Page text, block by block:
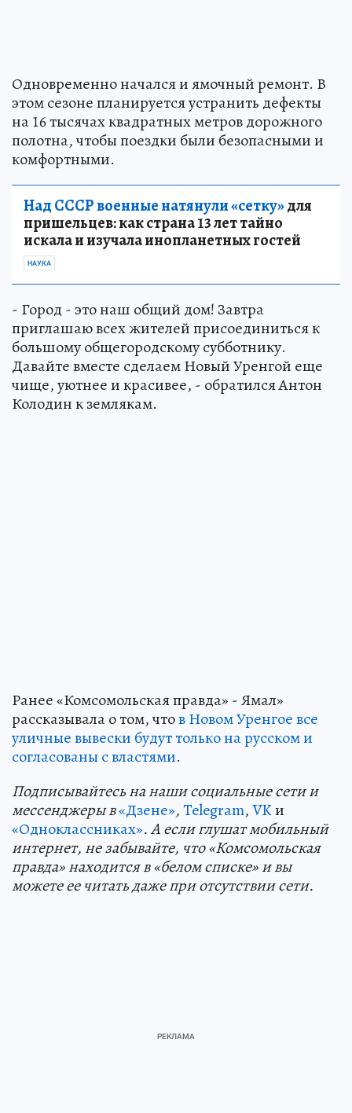
Одновременно начался и ямочный ремонт. В
этом сезоне планируется устранить дефекты
на 16 тысячах квадратных метров дорожного
полотна, чтобы поездки были безопасными и
комфортными.
Над СССР военные натянули «сетку»для
пришельцев: как страна 13 лет тайно
искала и изучала инопланетных гостей
НАУКА
- Город - это наш общий дом! Завтра
приглашаю всех жителей присоединиться к
большому общегородскому субботнику.
Давайте вместе сделаем Новый Уренгой еще
чище, уютнее и красивее, - обратился Антон
Колодин к землякам.
Ранее «Комсомольская правда» - Ямал»
рассказывала о том, чтов Новом Уренгое все
уличные вывески будут только на русском и
согласованы с властями.
Подписывайтесь на наши социальные сети и
мессенджеры в«Дзене»,Telegram,VKи
«Одноклассниках». А если глушат мобильный
интернет, не забывайте, что «Комсомольская
правда» находится в «белом списке» и вы
можете ее читать даже при отсутствии сети.